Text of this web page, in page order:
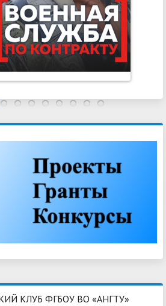
КЛУБ ФГБОУ ВО «АНГТУ»